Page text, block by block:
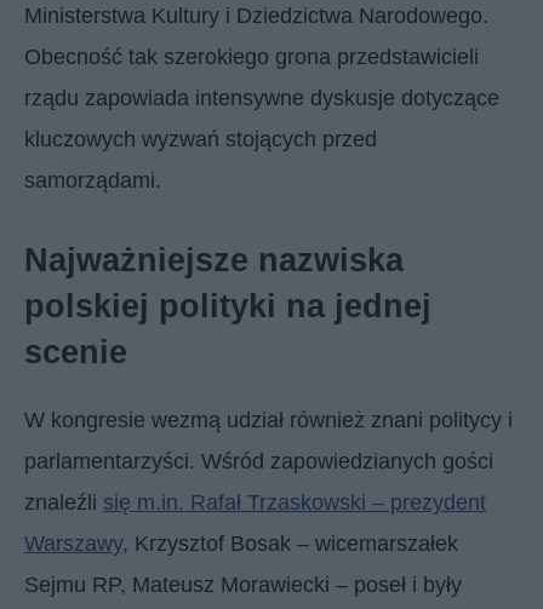
Ministerstwa Kultury i Dziedzictwa Narodowego.
Obecność tak szerokiego grona przedstawicieli
rządu zapowiada intensywne dyskusje dotyczące
kluczowych wyzwań stojących przed
samorządami.
Najważniejsze nazwiska
polskiej polityki na jednej
scenie
W kongresie wezmą udział również znani politycy i
parlamentarzyści. Wśród zapowiedzianych gości
znaleźli się m.in. Rafał Trzaskowski – prezydent
Warszawy, Krzysztof Bosak – wicemarszałek
Sejmu RP, Mateusz Morawiecki – poseł i były